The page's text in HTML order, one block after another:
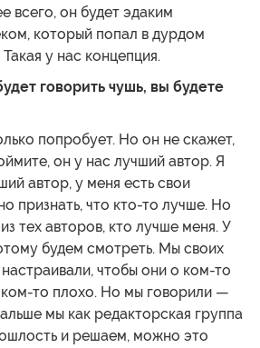
всего, он будет эдаким
который попал в дурдом
у нас концепция.
говорить чушь, вы будете
попробует. Но он не скажет,
он у нас лучший автор. Я
автор, у меня есть свои
признать, что кто-то лучше. Но
тех авторов, кто лучше меня. У
будем смотреть. Мы своих
чтобы они о ком-то
то плохо. Но мы говорили —
мы как редакторская группа
и решаем, можно это